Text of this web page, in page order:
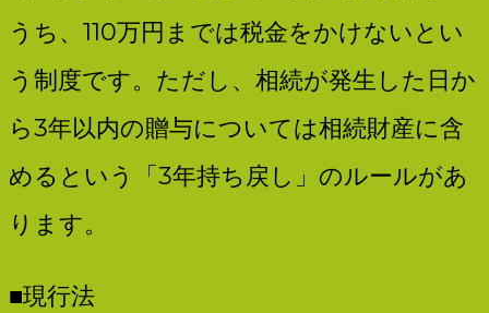
法
人
SOLARIA
うち、110万円までは税金をかけないとい
う制度です。ただし、相続が発生した日か
ら3年以内の贈与については相続財産に含
めるという「3年持ち戻し」のルールがあ
ります。
■現行法